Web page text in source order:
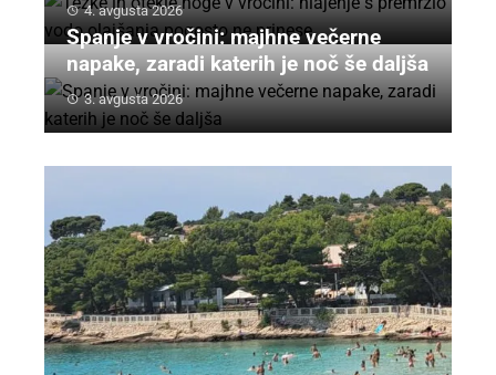
4. avgusta 2026
Spanje v vročini: majhne večerne
napake, zaradi katerih je noč še daljša
3. avgusta 2026